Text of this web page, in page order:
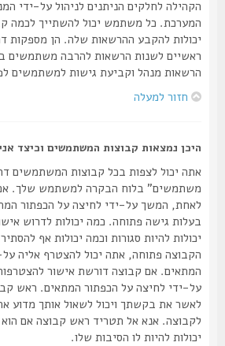
הקהילה לחלקים הניתנים לניהול על-ידי
המערכת. כל משתמש יכול להשתייך לכמה
יכולות להקבע ההרשאות שלה. הן מספקות דרך
ראשיים לשנות הרשאות להרבה משתמשים בפעם
הרשאות מנהל וקביעת גישות למשתמשים
חזור למעלה
היכן נמצאות קבוצות המשתמשים וכיצד אני
אתה יכול לצפות בכל קבוצות המשתמשים דרך
משתמשים” בלוח הבקרה למשתמש שלך. אם
לאחת, המשך על-ידי לחיצה על הכפתור
בעלות גישה פתוחה. כמה יכולות לדרוש אישור
יכולות להיות סגורות וכמה יכולות אף להסתיר
הקבוצה פתוחה, אתה יכול להצטרף אליה על-ידי
המתאים. אם קבוצה דורשת אישור להצטרפות
על-ידי לחיצה על הכפתור המתאים. ראש
לאשר את בקשתך ויכול לשאול אותך מדוע אתה
לקבוצה. אנא אל תטריד ראש קבוצה אם הוא
יכולות להיות לו הסיבות שלו.